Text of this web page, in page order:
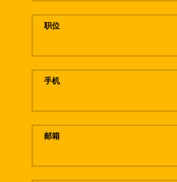
职位
手机
邮箱